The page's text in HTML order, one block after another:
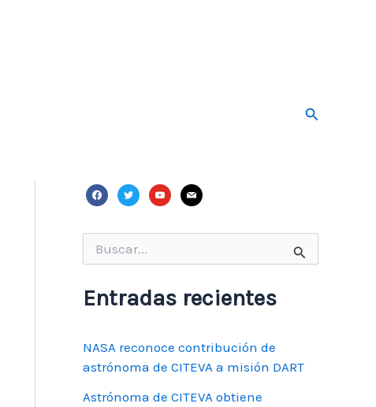
Buscar
facebook
twitteryoutube
mail
por:
Entradas recientes
NASA reconoce contribución de
astrónoma de CITEVA a misión DART
Astrónoma de CITEVA obtiene